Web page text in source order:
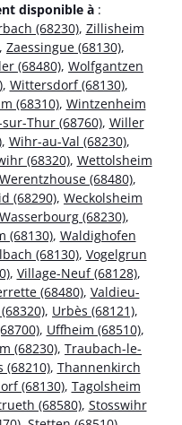
disponible à :
(68230), Zillisheim
, Zaessingue (68130),
(68480), Wolfgantzen
, Wittersdorf (68130),
(68310), Wintzenheim
Thur (68760), Willer
, Wihr-au-Val (68230),
(68320), Wettolsheim
Werentzhouse (68480),
(68290), Weckolsheim
Wasserbourg (68230),
(68130), Waldighofen
(68130), Vogelgrun
, Village-Neuf (68128),
(68480), Valdieu-
, Urbès (68121),
, Uffheim (68510),
(68230), Traubach-le-
(68210), Thannenkirch
(68130), Tagolsheim
(68580), Stosswihr